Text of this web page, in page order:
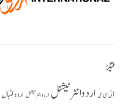
ٹیگز
آئی سی سی اردو انٹرنیشنل اردو انٹر نیشنل اردو فٹبال